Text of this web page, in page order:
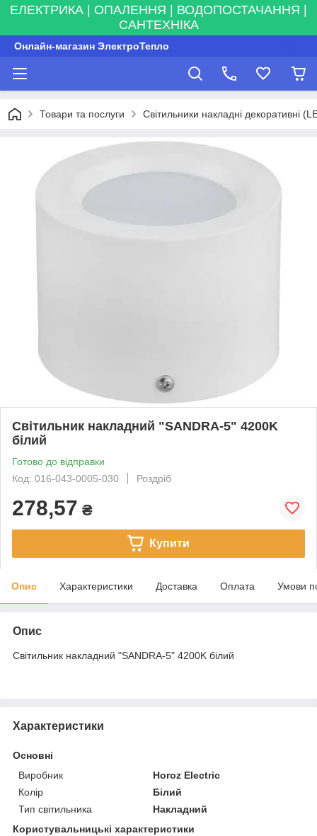
ЕЛЕКТРИКА | ОПАЛЕННЯ | ВОДОПОСТАЧАННЯ |
САНТЕХНІКА
Онлайн-магазин ЭлектроТепло
Товари та послуги Світильники накладні декоративні
Світильник накладний "SANDRA-5" 4200K
білий
Готово до відправки
Код: 016-043-0005-030
Роздріб
278,57 ₴
Купити
Опис Характеристики Доставка Оплата Умови
Опис
Світильник накладний "SANDRA-5" 4200K білий
Характеристики
Основні
Виробник
Horoz Electric
Колір
Білий
Тип світильника
Накладний
Користувальницькі характеристики